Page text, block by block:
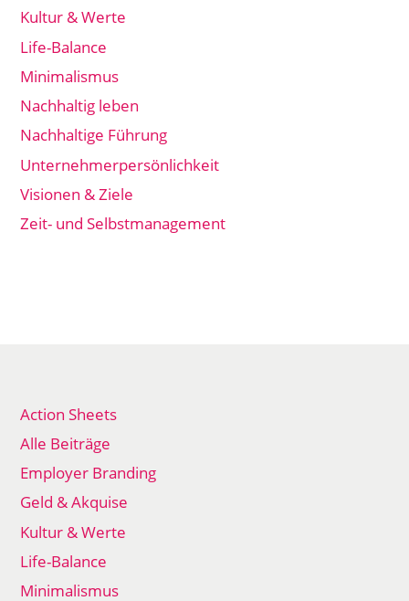
Kultur & Werte
Life-Balance
Minimalismus
Nachhaltig leben
Nachhaltige Führung
Unternehmerpersönlichkeit
Visionen & Ziele
Zeit- und Selbstmanagement
Action Sheets
Alle Beiträge
Employer Branding
Geld & Akquise
Kultur & Werte
Life-Balance
Minimalismus